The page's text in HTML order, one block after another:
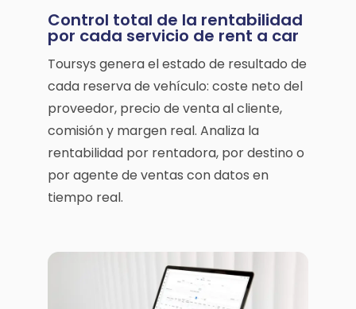
Control total de la rentabilidad
por cada servicio de rent a car
Toursys genera el estado de resultado de
cada reserva de vehículo: coste neto del
proveedor, precio de venta al cliente,
comisión y margen real. Analiza la
rentabilidad por rentadora, por destino o
por agente de ventas con datos en
tiempo real.